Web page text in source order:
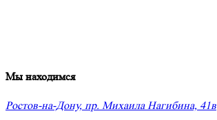
Мы находимся
Ростов-на-Дону, пр. Михаила Нагибина, 41в